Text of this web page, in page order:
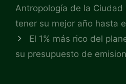
Antropología de la
tener su mejor año hasta
El 1% más rico del
su presupuesto de